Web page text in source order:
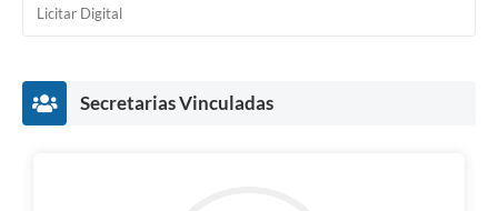
Licitar Digital
Secretarias Vinculadas